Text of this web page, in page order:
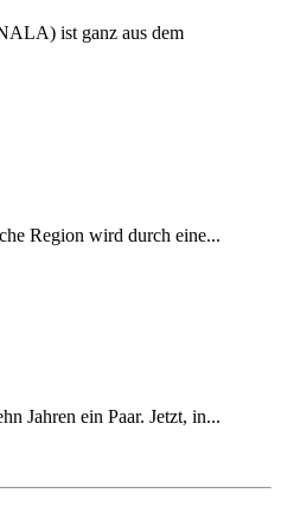
ist ganz aus dem
Region wird durch eine...
Jahren ein Paar. Jetzt, in...